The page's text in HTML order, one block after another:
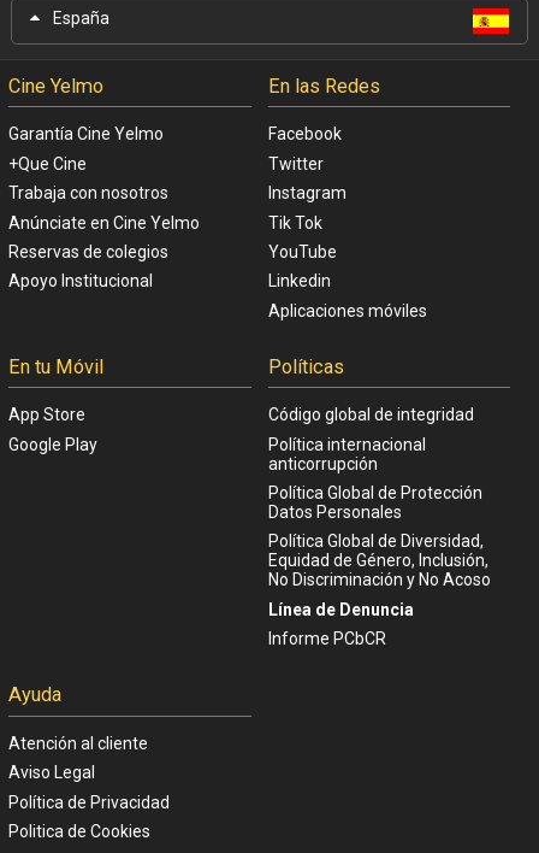
España
Cine Yelmo
Garantía Cine Yelmo
+Que Cine
Trabaja con nosotros
Anúnciate en Cine Yelmo
Reservas de colegios
Apoyo Institucional
En las Redes
Facebook
Twitter
Instagram
Tik Tok
YouTube
Linkedin
Aplicaciones móviles
En tu Móvil
App Store
Google Play
Políticas
Código global de integridad
Política internacional
anticorrupción
Política Global de Protección
Datos Personales
Política Global de Diversidad,
Equidad de Género, Inclusión,
No Discriminación y No Acoso
Línea de Denuncia
Informe PCbCR
Ayuda
Atención al cliente
Aviso Legal
Política de Privacidad
Politica de Cookies